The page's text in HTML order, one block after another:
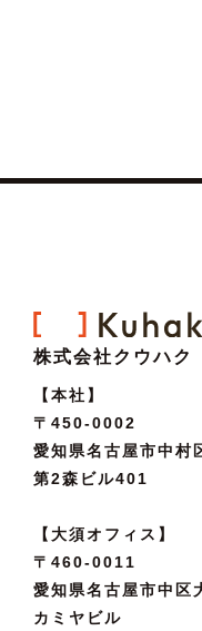
株式会社クウハク
【本社】
〒450-0002
愛知県名古屋市中
第2森ビル401
【大須オフィス】
〒460-0011
愛知県名古屋市中
カミヤビル